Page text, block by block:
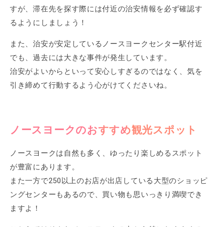
すが、滞在先を探す際には付近の治安情報を必ず確認す
るようにしましょう！
また、治安が安定しているノースヨークセンター駅付近
でも、過去には大きな事件が発生しています。
治安がよいからといって安心しすぎるのではなく、気を
引き締めて行動するよう心がけてくださいね。
ノースヨークのおすすめ観光スポット
ノースヨークは自然も多く、ゆったり楽しめるスポット
が豊富にあります。
また一方で250以上のお店が出店している大型のショッピ
ングセンターもあるので、買い物も思いっきり満喫でき
ますよ！